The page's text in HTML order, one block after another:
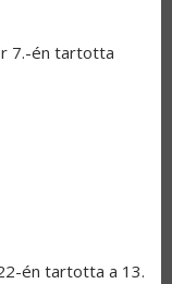
7.-én tartotta
én tartotta a 13.